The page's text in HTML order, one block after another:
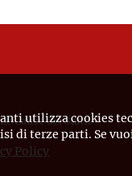
Cause dei Santi
Policy
utilizza cookies
di terze parti. Se